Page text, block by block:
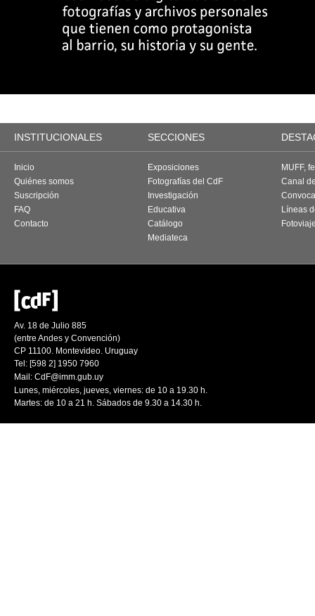
INSTITUCIONALES SECCIONES
Inicio
Quiénes somos
Suscripción
FAQ
Contacto
Exposiciones
Fotografías del CdF
Investigación
Educativa
Catálogo
Mediateca
MUFF,
Canal
Líneas
Av. 18 de Julio 885
(entre Andes y Convención)
CP 11100. Montevideo. Uruguay
Tel: [598 2] 1950 7960
Mail: CdF@imm.gub.uy
Lunes, miércoles, jueves, viernes: de 10 a 19.30 h.
Martes: de 10 a 21 h. Sábados de 9.30 a 14.30 h.